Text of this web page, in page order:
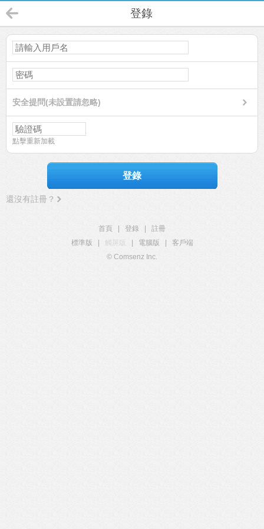
登錄
安全提問(未設置請忽略)
點擊重新加載
登錄
還沒有註冊？
首頁 登錄
註冊
標準版
觸屏版 電腦版
客戶端
© Comsenz Inc.